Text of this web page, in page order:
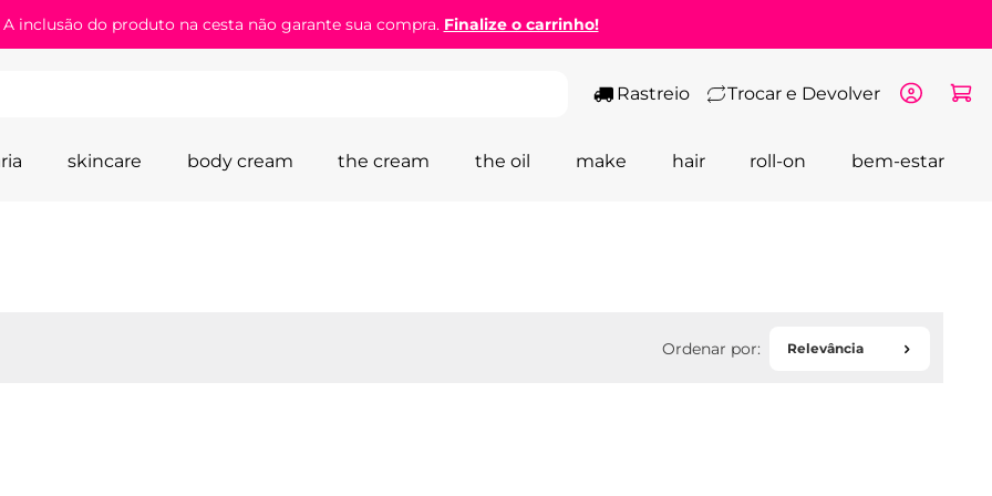
inclusão do produto na cesta não garante sua compra. Finalize o carrinho!
Rastreio Trocar e Devolver
skincare body cream the cream the oil make hair roll-on bem-estar
Relevância